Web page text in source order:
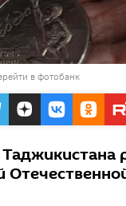
в фотобанк